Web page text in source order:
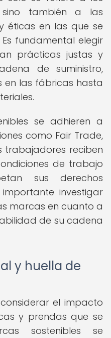
sino también a las
éticas en las que se
fundamental elegir
prácticas justas y
de suministro,
en las fábricas hasta
se adhieren a
como Fair Trade,
trabajadores reciben
de trabajo
sus derechos
investigar
marcas en cuanto a
de su cadena
y huella de
el impacto
y prendas que se
sostenibles se